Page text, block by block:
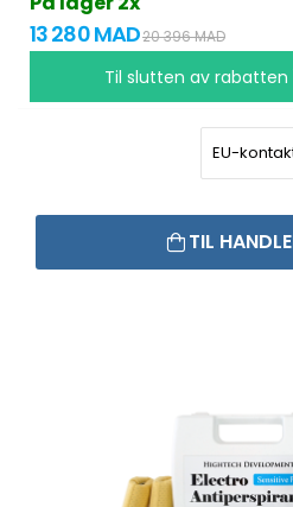
13 280 MAD20 396 MAD
Til slutten av rabatten
TIL